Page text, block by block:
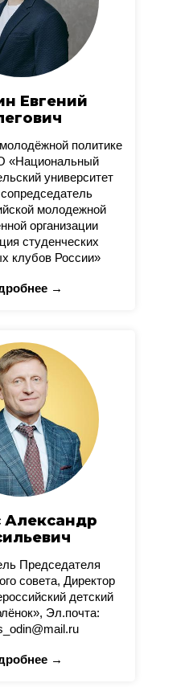
Евгений
политике
«Национальный
университет
молодежной
организации
студенческих
клубов России»
→
Председателя
совета, Директор
детский
Эл.почта:
→